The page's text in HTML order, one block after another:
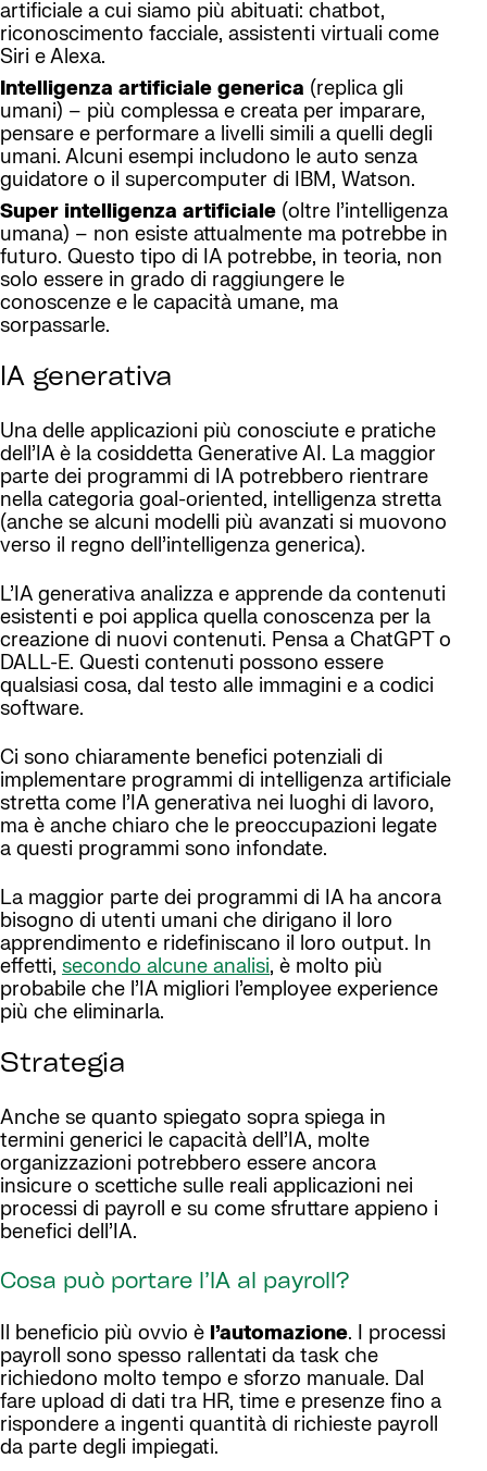
artificiale a cui siamo più abituati: chatbot,
riconoscimento facciale, assistenti virtuali come
Siri e Alexa.
Intelligenza artificiale generica (replica gli
umani) – più complessa e creata per imparare,
pensare e performare a livelli simili a quelli degli
umani. Alcuni esempi includono le auto senza
guidatore o il supercomputer di IBM, Watson.
Super intelligenza artificiale (oltre l’intelligenza
umana) – non esiste attualmente ma potrebbe in
futuro. Questo tipo di IA potrebbe, in teoria, non
solo essere in grado di raggiungere le
conoscenze e le capacità umane, ma
sorpassarle.
IA generativa
Una delle applicazioni più conosciute e pratiche
dell’IA è la cosiddetta Generative AI. La maggior
parte dei programmi di IA potrebbero rientrare
nella categoria goal-oriented, intelligenza stretta
(anche se alcuni modelli più avanzati si muovono
verso il regno dell’intelligenza generica).
L’IA generativa analizza e apprende da contenuti
esistenti e poi applica quella conoscenza per la
creazione di nuovi contenuti. Pensa a ChatGPT o
DALL-E. Questi contenuti possono essere
qualsiasi cosa, dal testo alle immagini e a codici
software.
Ci sono chiaramente benefici potenziali di
implementare programmi di intelligenza artificiale
stretta come l’IA generativa nei luoghi di lavoro,
ma è anche chiaro che le preoccupazioni legate
a questi programmi sono infondate.
La maggior parte dei programmi di IA ha ancora
bisogno di utenti umani che dirigano il loro
apprendimento e ridefiniscano il loro output. In
effetti, secondo alcune analisi, è molto più
probabile che l’IA migliori l’employee experience
più che eliminarla.
Strategia
Anche se quanto spiegato sopra spiega in
termini generici le capacità dell’IA, molte
organizzazioni potrebbero essere ancora
insicure o scettiche sulle reali applicazioni nei
processi di payroll e su come sfruttare appieno i
benefici dell’IA.
Cosa può portare l’IA al payroll?
Il beneficio più ovvio è l’automazione. I processi
payroll sono spesso rallentati da task che
richiedono molto tempo e sforzo manuale. Dal
fare upload di dati tra HR, time e presenze fino a
rispondere a ingenti quantità di richieste payroll
da parte degli impiegati.